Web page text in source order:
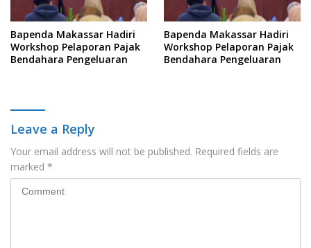
Bapenda Makassar Hadiri
Workshop Pelaporan Pajak
Bendahara Pengeluaran
Bapenda Makassar Hadiri
Workshop Pelaporan Pajak
Bendahara Pengeluaran
Leave a Reply
Your email address will not be published. Required fields are
marked *